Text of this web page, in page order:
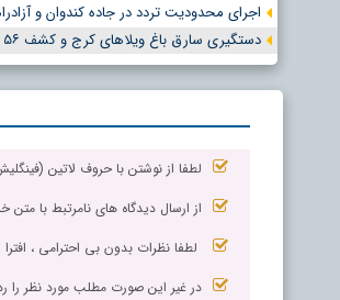
اجرای محدودیت تردد در جاده کندوان و
دستگیری سارق باغ ویلاهای کرج و کشف ۵۶ فقره سرقت
لطفا از نوشتن با حروف لاتین
از ارسال دیدگاه های نامرتبط با متن
لطفا نظرات بدون بی احترامی ،
در غیر این صورت مطلب مورد نظر را